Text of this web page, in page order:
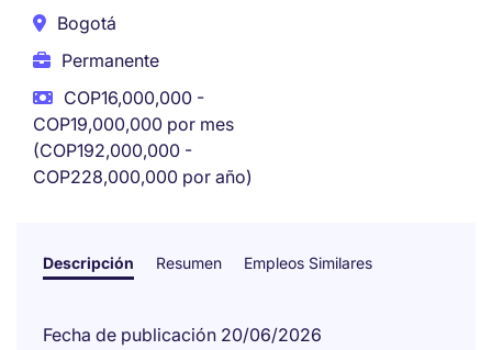
Bogotá
Permanente
COP16,000,000 -
COP19,000,000 por mes
(COP192,000,000 -
COP228,000,000 por año)
Descripción Resumen Empleos Similares
Fecha de publicación 20/06/2026